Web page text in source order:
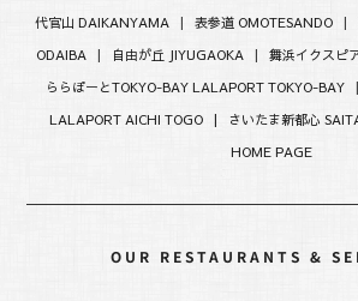
代官山 DAIKANYAMA | 表参道 OMOTESANDO |
ODAIBA| 自由が丘 JIYUGAOKA | 舞浜イクスピ
ららぽーとTOKYO-BAY LALAPORT TOKYO-BAY
LALAPORT AICHI TOGO |
さいたま新都心
HOME PAGE
OUR RESTAURANTS &